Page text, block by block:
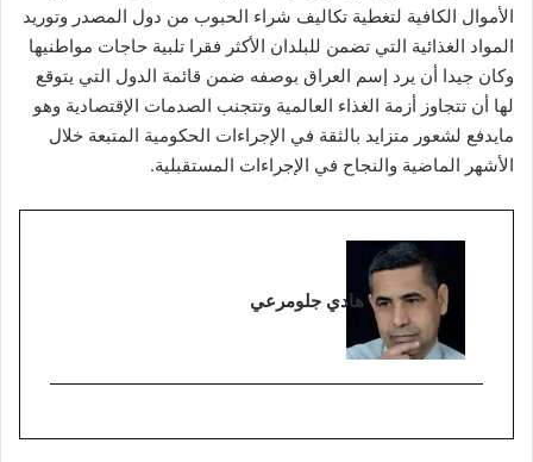
الأموال الكافية لتغطية تكاليف شراء الحبوب من دول المصدر وتوريد
المواد الغذائية التي تضمن للبلدان الأكثر فقرا تلبية حاجات مواطنيها
وكان جيدا أن يرد إسم العراق بوصفه ضمن قائمة الدول التي يتوقع
لها أن تتجاوز أزمة الغذاء العالمية وتتجنب الصدمات الإقتصادية وهو
مايدفع لشعور متزايد بالثقة في الإجراءات الحكومية المتبعة خلال
الأشهر الماضية والنجاح في الإجراءات المستقبلية.
هادي جلومرعي